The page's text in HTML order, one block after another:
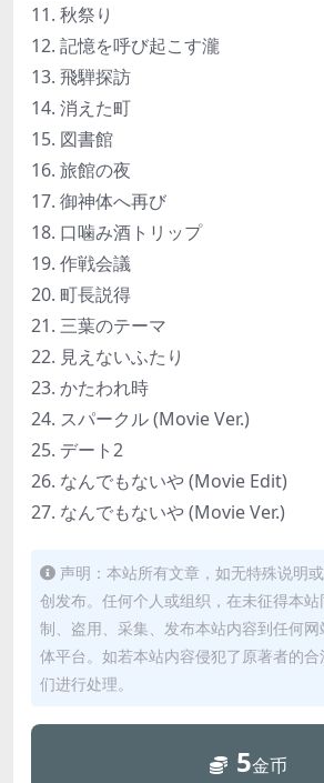
11. 秋祭り
12. 記憶を呼び起こす瀧
13. 飛騨探訪
14. 消えた町
15. 図書館
16. 旅館の夜
17. 御神体へ再び
18. 口噛み酒トリップ
19. 作戦会議
20. 町長説得
21. 三葉のテーマ
22. 見えないふたり
23. かたわれ時
24. スパークル (Movie Ver.)
25. デート2
26. なんでもないや (Movie Edit)
27. なんでもないや (Movie Ver.)
声明：本站所有文章，如无特殊说明
创发布。任何个人或组织，在未征得本站
制、盗用、采集、发布本站内容到任何
体平台。如若本站内容侵犯了原著者的
们进行处理。
5金币